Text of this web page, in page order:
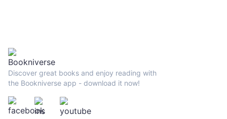
Discover great books and enjoy reading with
the Bookniverse app - download it now!